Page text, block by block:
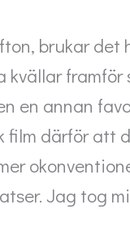
brukar
kvällar framför
en annan
film därför att
Jag tog